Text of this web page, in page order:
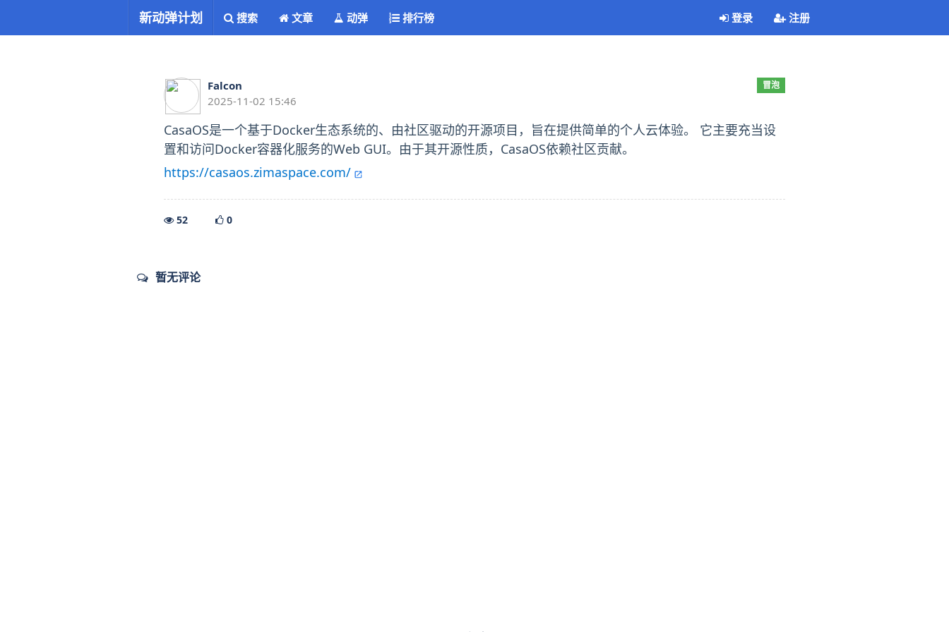
新动弹计划 搜索 文章 动弹 排行榜 登录 注册
Falcon
2025-11-02 15:46
冒泡
CasaOS是一个基于Docker生态系统的、由社区驱动的开源项目，旨在提供简单的个人云体验。 它主要充当设
置和访问Docker容器化服务的Web GUI。由于其开源性质，CasaOS依赖社区贡献。
https://casaos.zimaspace.com/
52 0
暂无评论